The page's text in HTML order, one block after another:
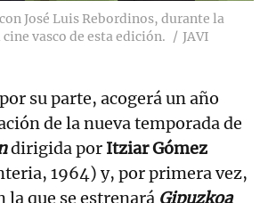
José Luis Rebordinos, durante la
vasco de esta edición.
JAVI
por su parte, acogerá un año
de la nueva temporada de
dirigida por Itziar Gómez
1964) y, por primera vez,
la que se estrenará Gipuzkoa